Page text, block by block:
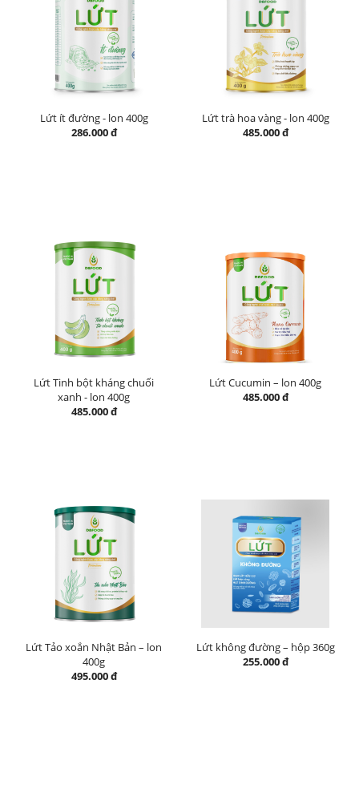
Lứt ít đường - lon 400g
286.000 đ
Lứt trà hoa vàng - lon 400g
485.000 đ
Lứt Tinh bột kháng chuối
xanh - lon 400g
485.000 đ
Lứt Cucumin – lon 400g
485.000 đ
Lứt Tảo xoắn Nhật Bản – lon
400g
495.000 đ
Lứt không đường – hộp 360g
255.000 đ